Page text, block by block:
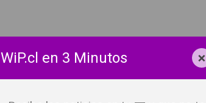
WiP.cl en 3 Minutos ×